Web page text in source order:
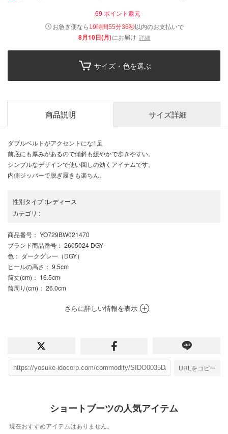
69 ポイント還元
お急ぎ便なら 19時間55分36秒以内のお支払いで
8月10日(月)にお届け 詳細
サイズ・色を選ぶ
商品説明 サイズ詳細
ダブルベルトがアクセントにな1足
前底にも厚みがあるので傾斜も緩やかで歩きやすい。
シンプルなデザインで使い回しの効くアイテムです。
内側ジッパーで脱ぎ履きも楽ちん。
性別タイプ:レディース
カテゴリ :
商品番号 ： YO729BW021470
ブランド商品番号 ： 2605024 DGY
色 ： ダークグレー（DGY）
ヒールの高さ ： 9.5cm
筒丈(cm) ： 16.5cm
筒周り(cm) ： 26.0cm
さらに詳しい情報を表示
URLをコピー
ショートブーツの人気アイテム
現在おすすめアイテムはありません。